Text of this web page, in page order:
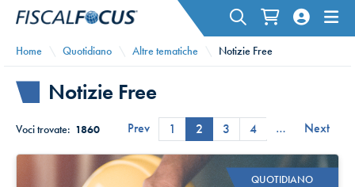
Home Quotidiano Altre tematiche Notizie Free
Notizie Free
Voci trovate: 1860 Prev 1 2 3 4 … Next
QUOTIDIANO